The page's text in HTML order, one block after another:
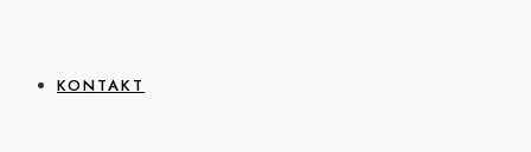
KONTAKT